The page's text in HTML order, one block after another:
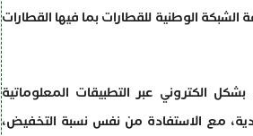
تصل إلى 40 بالمائة في تعرفة الشبكة الوطنية للقطارات بما فيها القطارات
الكتروني عبر التطبيقات المعلوماتية
مع الاستفادة من نفس نسبة التخفيض،